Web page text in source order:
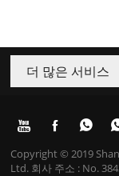
더 많은 서비스
  
Copyright © 2019
Ltd. 회사 주소 : No.